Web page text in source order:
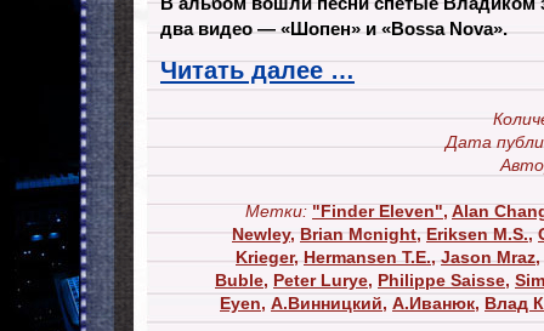
два видео — «Шопен» и «Bossa Nova».
Читать далее …
Дата
Метки: "Finder Eleven",Alan
Newley,Brian Mcnight,Eriksen M.S.,
Krieger,Hermansen T.E.,Jason Mraz,
Buble, Peter Lurye, Philippe Saisse,
Eyen, А.Винницкий, А.Иванюк, Влад